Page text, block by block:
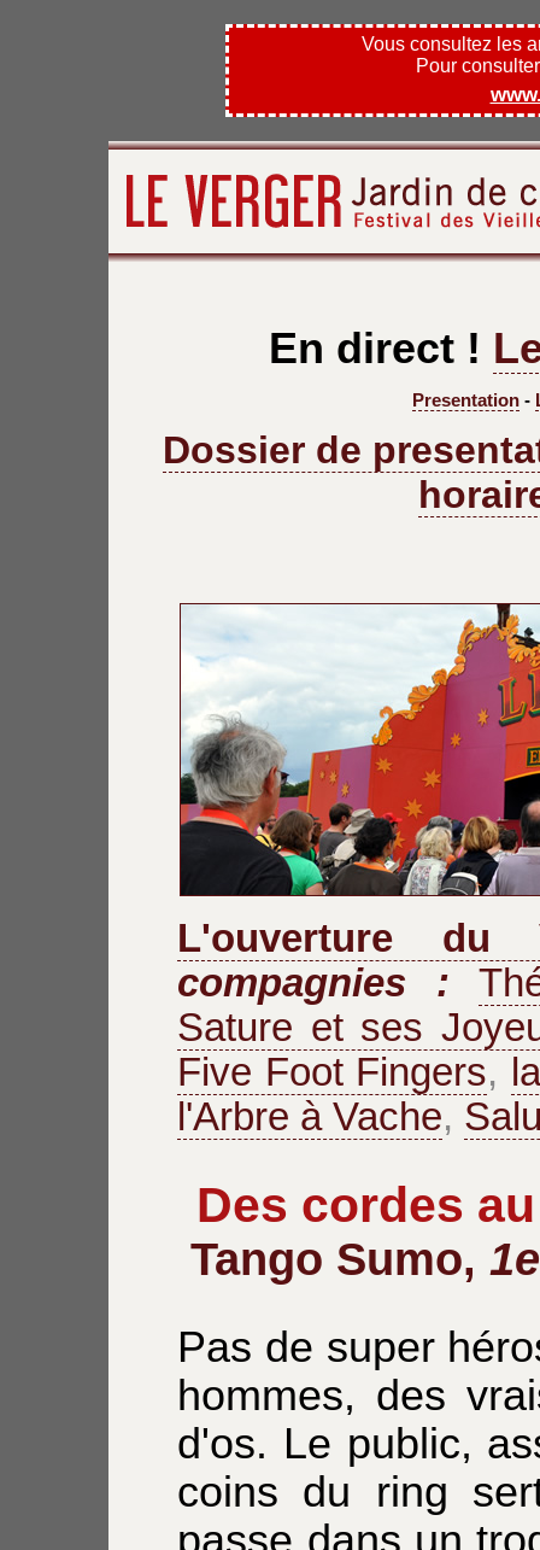
Vous consultez les
Pour
En direct !
Presentation-
Dossier de
L'ouverture du
compagnies :
Sature et ses
Five Foot Fingers,
l'Arbre à Vache,
Des cordes
Tango Sumo,
Pas de super
hommes, des
d'os. Le public,
coins du ring
passe dans un